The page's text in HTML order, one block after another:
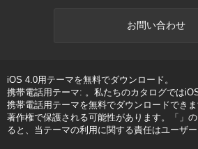
お問い合わせ
iOS 4.0用テーマを無料でダウンロード。
携帯電話用テーマ: 。私たちのカタログでは
携帯電話用テーマを無料でダウンロードでき
著作権で保護される可能性があります。「」
ると、当テーマの利用に関する責任はユーザー